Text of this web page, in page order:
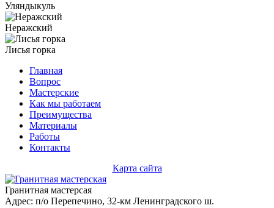
Уляндыкуль
Неражский
Лисья горка
Главная
Вопрос
Мастерские
Как мы работаем
Преимущества
Материалы
Работы
Контакты
Карта сайта
Гранитная мастерсая
Адрес: п/о Перепечино, 32-км Ленинградского ш.